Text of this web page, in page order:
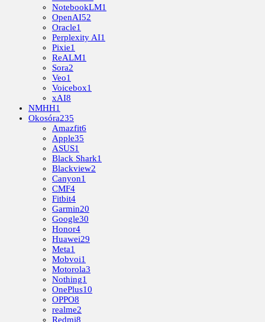
NotebookLM1
OpenAI52
Oracle1
Perplexity AI1
Pixie1
ReALM1
Sora2
Veo1
Voicebox1
xAI8
NMHH1
Okosóra235
Amazfit6
Apple35
ASUS1
Black Shark1
Blackview2
Canyon1
CMF4
Fitbit4
Garmin20
Google30
Honor4
Huawei29
Meta1
Mobvoi1
Motorola3
Nothing1
OnePlus10
OPPO8
realme2
Redmi8